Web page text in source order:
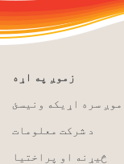
زموږ په اړه
موږ سره اړیکه ونیسئ
د شرکت معلومات
څیړنه او پراختیا